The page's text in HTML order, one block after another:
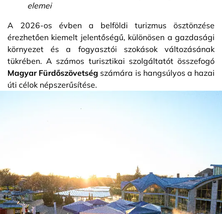
elemei
A 2026-os évben a belföldi turizmus ösztönzése
érezhetően kiemelt jelentőségű, különösen a gazdasági
környezet és a fogyasztói szokások változásának
tükrében. A számos turisztikai szolgáltatót összefogó
Magyar Fürdőszövetség számára is hangsúlyos a hazai
úti célok népszerűsítése.